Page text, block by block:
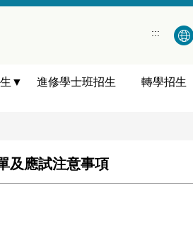
:::
生▼ 進修學士班招生 轉學招生
及應試注意事項